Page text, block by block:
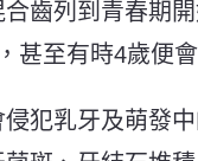
齒列到青春期
甚至有時4歲便會
犯乳牙及萌發